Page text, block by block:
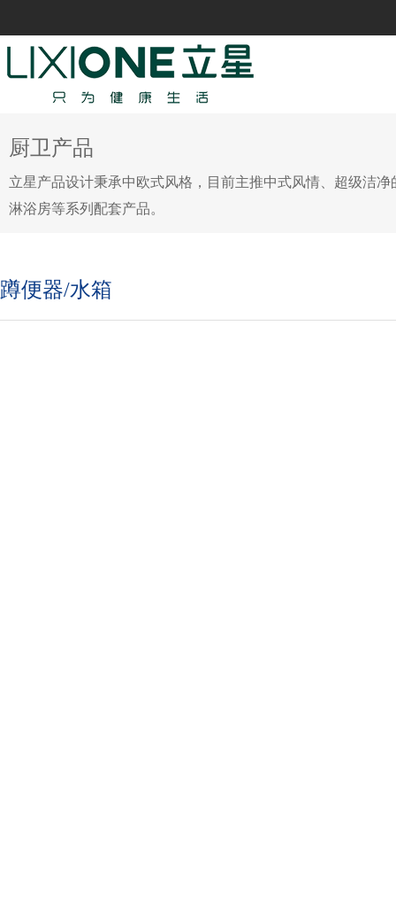
厨卫产品
立星产品设计秉承中欧式风格，目前主推中式风情、超级洁
淋浴房等系列配套产品。
蹲便器/水箱